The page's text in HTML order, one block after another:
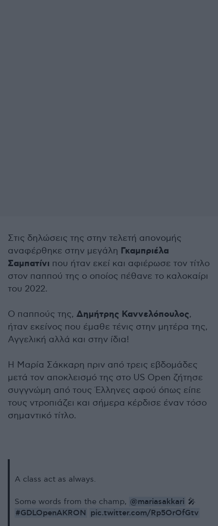
Στις δηλώσεις της στην τελετή απονομής
αναφέρθηκε στην μεγάλη Γκαμπριέλα
Σαμπατίνι που ήταν εκεί και αφιέρωσε τον τίτλο
στον παππού της ο οποίος πέθανε το καλοκαίρι
του 2022.
O παππούς της, Δημήτρης Καννελόπουλος,
ήταν εκείνος που έμαθε τένις στην μητέρα της,
Αγγελική αλλά και στην ίδια!
Η Μαρία Σάκκαρη πριν από τρεις εβδομάδες
μετά τον αποκλεισμό της στο US Open ζήτησε
συγγνώμη από τους Έλληνες αφού όπως είπε
τους ντροπιάζει και σήμερα κέρδισε έναν τόσο
σημαντικό τίτλο.
A class act as always.
Some words from the champ, @mariasakkari 🎤
#GDLOpenAKRON pic.twitter.com/Rp5OrOfGtv